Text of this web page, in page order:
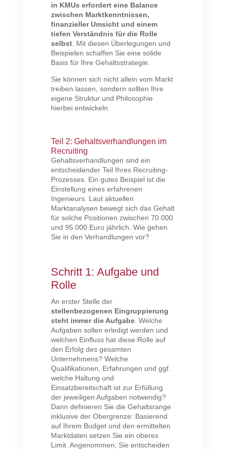
in KMUs erfordert eine Balance
zwischen Marktkenntnissen,
finanzieller Umsicht und einem
tiefen Verständnis für die Rolle
selbst. Mit diesen Überlegungen und
Beispielen schaffen Sie eine solide
Basis für Ihre Gehaltsstrategie.
Sie können sich nicht allein vom Markt
treiben lassen, sondern sollten Ihre
eigene Struktur und Philosophie
hierbei entwickeln.
Teil 2: Gehaltsverhandlungen im
Recruiting
Gehaltsverhandlungen sind ein
entscheidender Teil Ihres Recruiting-
Prozesses. Ein gutes Beispiel ist die
Einstellung eines erfahrenen
Ingenieurs. Laut aktuellen
Marktanalysen bewegt sich das Gehalt
für solche Positionen zwischen 70.000
und 95.000 Euro jährlich. Wie gehen
Sie in den Verhandlungen vor?
Schritt 1: Aufgabe und
Rolle
An erster Stelle der
stellenbezogenen Eingruppierung
steht immer die Aufgabe. Welche
Aufgaben sollen erledigt werden und
welchen Einfluss hat diese Rolle auf
den Erfolg des gesamten
Unternehmens? Welche
Qualifikationen, Erfahrungen und ggf.
welche Haltung und
Einsatzbereitschaft ist zur Erfüllung
der jeweiligen Aufgaben notwendig?
Dann definieren Sie die Gehaltsrange
inklusive der Obergrenze: Basierend
auf Ihrem Budget und den ermittelten
Marktdaten setzen Sie ein oberes
Limit. Angenommen, Sie entscheiden